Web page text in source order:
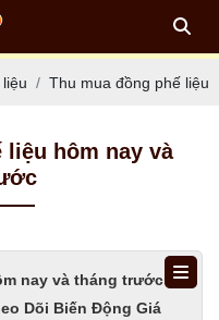
Thu mua đồng phế liệu
liệu hôm nay và
nay và tháng trước
Dõi Biến Động Giá